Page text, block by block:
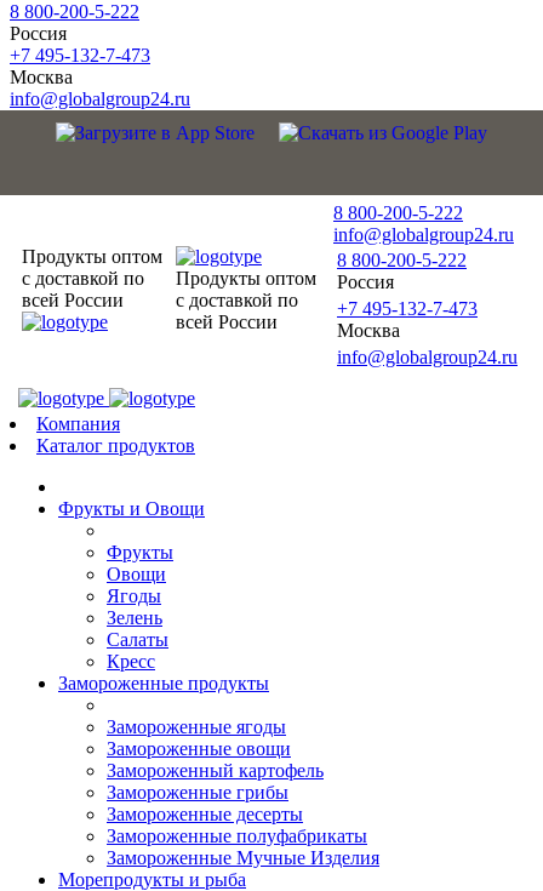
8 800-200-5-222
Россия
+7 495-132-7-473
Москва
info@globalgroup24.ru
Продукты оптом
с доставкой по
всей России
Продукты оптом
с доставкой по
всей России
8 800-200-5-222
info@globalgroup24.ru
8 800-200-5-222
Россия
+7 495-132-7-473
Москва
info@globalgroup24.ru
Компания
Каталог продуктов
Фрукты и Овощи
Фрукты
Овощи
Ягоды
Зелень
Салаты
Кресс
Замороженные продукты
Замороженные ягоды
Замороженные овощи
Замороженный картофель
Замороженные грибы
Замороженные десерты
Замороженные полуфабрикаты
Замороженные Мучные Изделия
Морепродукты и рыба